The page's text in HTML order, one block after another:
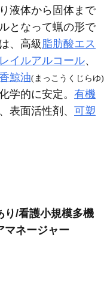
液体から固体まで
となって蝋の形で
、高級脂肪酸エス
イルアルコール、
鯨油(まっこうくじらゆ)
学的に安定。 有機
表面活性剤、 可塑
り/看護小規模多機
マネージャー